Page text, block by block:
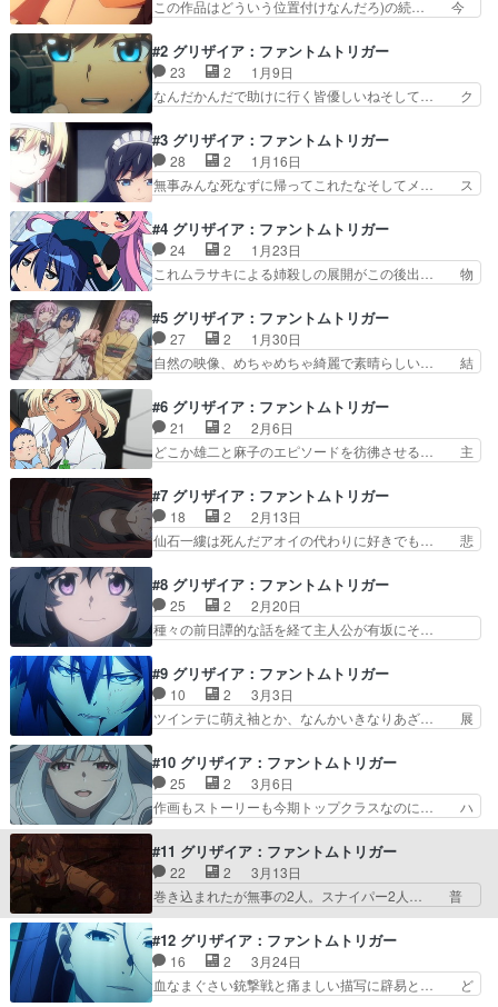
響くマスターとの約束。刀… やっぱりトーカの足
ダメだったか対人地雷は… トドメは銃でしないと
いけないルールでもあ…
この作品はどういう位置付けなんだろ)の続… 今
規はついていくのは厳しい。TVでアニ… 果実、
迷宮、楽園は当時見てたけど、ファン… 冒頭にあ
らすじがあったからなんとかついて… このシリー
ズは個人的に別枠で色々想いがあ… 前情報どおり
び込んでみたが、シックな… そのうえで１話を観
て、よくわからないけど… 感想は、全体の統一感
を欠いた感じがした重…
#2 グリザイア：ファントムトリガー
23 2
1月9日
なんだかんだで助けに行く皆優しいねそして… ク
チの状況だけどみんなは間に合うのかま… タイガ
を助けるため一人で突入するクリスが… 冒頭クリ
スの哀しい過去が垣間見れた。潜入… 原作は面白
いんだろうなキャストの声だけし… クリスにエリ
単独行動学園長煙草やめたほ… アバンさらっと流
したけどクリスちゃんの生… 良い悪いは置いてお
いて、やはり時代を感じ…
#3 グリザイア：ファントムトリガー
28 2
1月16日
無事みんな死なずに帰ってこれたなそしてメ… ス
人-子供の構図で描かれる中で彼らが目の… 「マ
ザーズクレイドル」爆弾を使いテロリス… 全体的
にチープなのは否めないけれど、奪っ… キャスト
もキャラもいいのだが話が全然面白… 「どこにで
って良かったね 次はいろいろ… 少し時間巻き戻
ってのタイガ救出作戦のA組… 時間制限ある作戦
なのに、ギャグみたいに作…
#4 グリザイア：ファントムトリガー
24 2
1月23日
これムラサキによる姉殺しの展開がこの後出… 物
サキに比べて全然忍者ぽくないし、性格… 背景を
120秒でまとめてくれている動画は… ムラサキの
姉ユーキの来訪。ムラサキのコン… 新しいエピソ
ードの冒頭。ムラサキの姉が登… 邑沙季の姉じゃ
かわいかったな。お風呂シ… 他愛のない会話が続
く回だったけど、なんか… 今度は記憶すぐ消えち
ゃう系忍者か性格は変…
#5 グリザイア：ファントムトリガー
27 2
1月30日
自然の映像、めちゃめちゃ綺麗で素晴らしい… 結
サキ姉回は今回の過去回想で終わりなの… このア
ニメだと種﨑敦美がフリーレンとアー… 沙季、悠
季、春人の三角関係、主従と恋愛と… 沙季が高い
ところが好きというのは面白かっ… だいぶ凄惨な
マンもだまたどっか行くんか… ハルト、ユウキ、
ムラサキの昔話！狗駒家が… 過去回想スタートと
ムラサキから秋桜里への…
#6 グリザイア：ファントムトリガー
21 2
2月6日
どこか雄二と麻子のエピソードを彷彿させる… 主
エピソードに続き過去回想が多いエピソ… ハルト
ってクローンだったの⁉︎師匠のアオ… 生体コンピ
ューターのコア的な何か？今回の… ハルトの出
生、ハルトの師のアオイとの話メ… 回想シーンか
た存在だったのね僕もアオイ… また過去回想回か
よ。赤ちゃんの頃から英才… ハルトの師匠がツボ
だわ。鮫島と張り合うシ…
#7 グリザイア：ファントムトリガー
18 2
2月13日
仙石一縷は死んだアオイの代わりに好きでも… 悲
のみの登場だったが蒼井のキャラ好きだ… あーこ
りゃアオイ生きてるなそしてラスボス… 過去回想
から本編が動き出しそうな期待を持… 戦闘シーン
凄かった タバコのシーン辛いけ… 昔は映画やア
ならばこういうの大好きです… 第７話視聴しまし
た。ハルトの過去編終了。… マジ味方からしても
ジョーカーすぎる笑ハル…
#8 グリザイア：ファントムトリガー
25 2
2月20日
種々の前日譚的な話を経て主人公が有坂にそ…
去にこんなことが…大雅と真紀は百… 過去のトラ
ウマ、のっけからヘヴィだった。… 前回の流れか
ら今回の話につながる事を期待… 有坂秋桜里の過
去を含めた掘り下げと同時に… フルアーマーメイ
切な者を守る為に行動出… Re:ゼロから始める異
世界生活 彼女のス… 有坂先生の過去が語られた
お話。一番平凡で…
#9 グリザイア：ファントムトリガー
10 2
3月3日
ツインテに萌え袖とか、なんかいきなりあざ… 展
の話から色々とつながった。主人公クー… 重い作
品背景があるからか基本話は固いよね… クロエの
忠誠心は怖いレベルハルトは尻拭い… 一話の頃は
全く分からんかったがwもう、原… 大規模作戦下
招集される前代未聞の大規… 「洗礼」――最終章
に突入今までのキャラが… レナとマキは前線に向
かい、トーカとグミは…
#10 グリザイア：ファントムトリガー
25 2
3月6日
作画もストーリーも今期トップクラスなのに… ハ
ルト達がかっこよく暗躍する戦場は一方で… 尺的
に1クールでは厳しい中、敵（RSA？… …ああ、
敵のコソ泥していた連中の結末ね。… 主人公側に
追われている人達の一幕という内… パトリック、
ブルーノ、シスターたち。戦争… これは酷い、残
女の子多いなぁって思って… 一本映画見たくらい
の満足感だな。30分尺… 一般市民から見た戦場
の風景。ただ逃げるだ…
#11 グリザイア：ファントムトリガー
22 2
3月13日
巻き込まれたが無事の2人。スナイパー2人… 普
段厳しい事を言うトーカが身を呈してグミ…
■3/12視聴アニメRe:ゼロから始める… 小ぎれい
な戦場もそれはそれで欺瞞なんだけ… ヘルメット
かすったか各所かなりキツい戦い… 作戦が始まっ
て面白くなりましたね。決して… ハードな戦場描
#12 グリザイア：ファントムトリガー
16 2
3月24日
血なまぐさい銃撃戦と痛ましい描写に辟易と… ど